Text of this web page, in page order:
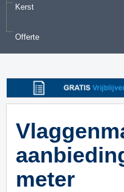
Kerst
Offerte
meter